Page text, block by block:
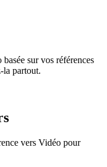
sur vos références
la partout.
vers Vidéo pour